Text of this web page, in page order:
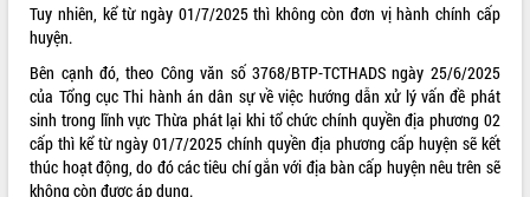
Kỳ họp thứ Hai, Hội đồng nhân dân
tỉnh khóa XI quyết nghị nhiều nội dung
quan trọng
Bí thư Tỉnh ủy Lương Nguyễn Minh
Triết thăm, tặng quà người có công với
cách mạng
Rà soát, hoàn thiện hệ thống thiết chế
văn hóa, thể thao đáp ứng yêu cầu
Tuy nhiên, kể từ ngày 01/7/2025 thì không còn đơn vị hành chính cấp
huyện.
Bên cạnh đó, theo Công văn số 3768/BTP-TCTHADS ngày 25/6/2025
của Tổng cục Thi hành án dân sự về việc hướng dẫn xử lý vấn đề phát
sinh trong lĩnh vực Thừa phát lại khi tổ chức chính quyền địa phương 02
cấp thì kể từ ngày 01/7/2025 chính quyền địa phương cấp huyện sẽ kết
thúc hoạt động, do đó các tiêu chí gắn với địa bàn cấp huyện nêu trên sẽ
không còn được áp dụng.